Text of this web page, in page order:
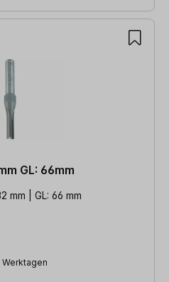
GL: 66mm
mm | GL: 66 mm
Werktagen